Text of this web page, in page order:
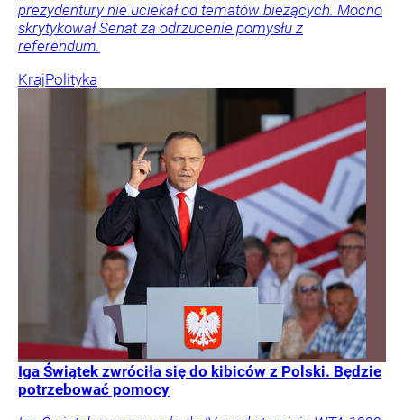
prezydentury nie uciekał od tematów bieżących. Mocno
skrytykował Senat za odrzucenie pomysłu z
referendum.
KrajPolityka
Iga Świątek zwróciła się do kibiców z Polski. Będzie
potrzebować pomocy